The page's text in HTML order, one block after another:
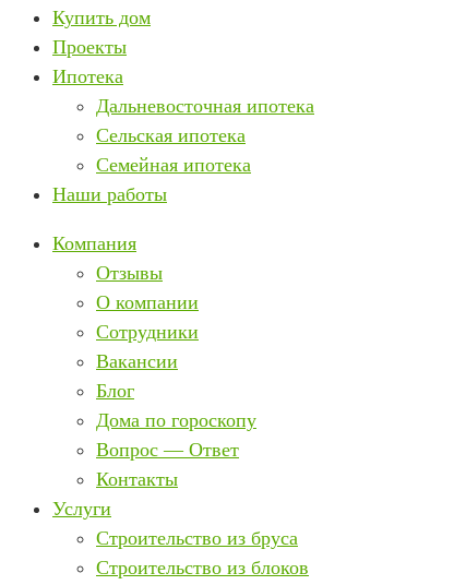
Купить дом
Проекты
Ипотека
Дальневосточная ипотека
Сельская ипотека
Семейная ипотека
Наши работы
Компания
Отзывы
О компании
Сотрудники
Вакансии
Блог
Дома по гороскопу
Вопрос — Ответ
Контакты
Услуги
Строительство из бруса
Строительство из блоков